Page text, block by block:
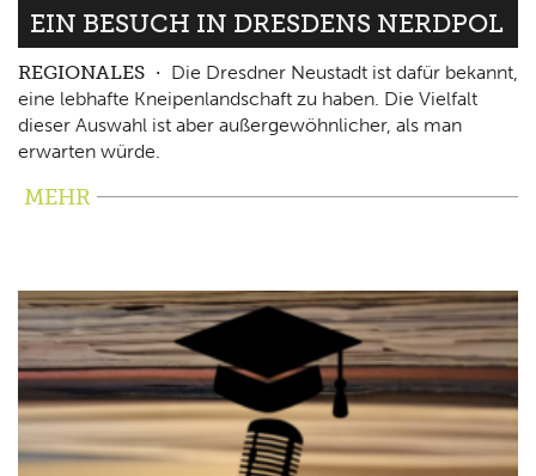
EIN BESUCH IN DRESDENS NERDPOL
REGIONALES
Die Dresdner Neustadt ist dafür bekannt,
eine lebhafte Kneipenlandschaft zu haben. Die Vielfalt
dieser Auswahl ist aber außergewöhnlicher, als man
erwarten würde.
MEHR